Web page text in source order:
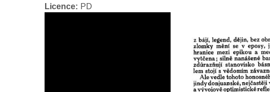
Licence
PD